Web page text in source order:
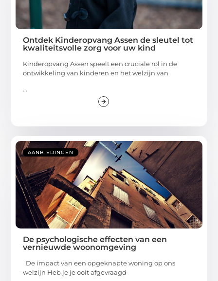
Ontdek Kinderopvang Assen de sleutel tot
kwaliteitsvolle zorg voor uw kind
Kinderopvang Assen speelt een cruciale rol in de
ontwikkeling van kinderen en het welzijn van
...
AANBIEDINGEN
De psychologische effecten van een
vernieuwde woonomgeving
De impact van een opgeknapte woning op ons
welzijn Heb je je ooit afgevraagd